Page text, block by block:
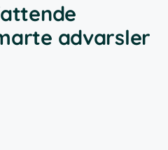
advarsler